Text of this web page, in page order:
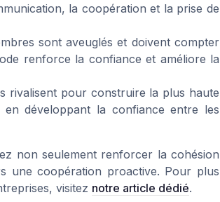
la coopération et la prise de
sont aveuglés et doivent compter
renforce la confiance et améliore la
rivalisent pour construire la plus haute
développant la confiance entre les
non seulement renforcer la cohésion
une coopération proactive. Pour plus
visitez notre article dédié.